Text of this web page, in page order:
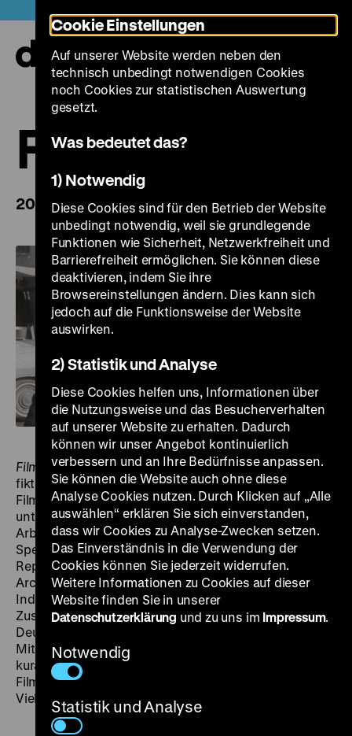
zum
Seiteninhalt
springen
2026
FilmDokumentpräsentiert wenig bekannte, nicht-
fiktionale Werke der deutschsprachigen
Filmgeschichte. Die Reihe berücksichtigt dabei ganz
unterschiedliche dokumentarische Formen,
Arbeitsweisen und Produktionszusammenhänge. Das
Spektrum reicht vom Reise- und Interviewfilm über die
Reportage und das Porträt bis zum Kompilations- und
Archivfilm. Privat- und Amateurfilme stehen neben
Industrie-, Image- und Hochschulfilmen. In enger
Zusammenarbeit mit dem Bundesarchiv und der
Deutschen Kinemathek werden die Programme von
Mitgliedern des Vereins CineGraph Babelsberg
kuratiert und eingeführt. Ziel ist es, das nicht-fiktionale
Filmschaffen in Deutschland in seiner ästhetischen
Vielfalt und zeithistorischen Bedeutung zu vermessen.
Cookie Einstellungen
Auf unserer Website werden neben den
technisch unbedingt notwendigen Cookies
noch Cookies zur statistischen Auswertung
gesetzt.
Was bedeutet das?
1) Notwendig
Diese Cookies sind für den Betrieb der Website
unbedingt notwendig, weil sie grundlegende
Funktionen wie Sicherheit, Netzwerkfreiheit und
Barrierefreiheit ermöglichen. Sie können diese
deaktivieren, indem Sie ihre
Browsereinstellungen ändern. Dies kann sich
jedoch auf die Funktionsweise der Website
auswirken.
2) Statistik und Analyse
Diese Cookies helfen uns, Informationen über
die Nutzungsweise und das Besucherverhalten
auf unserer Website zu erhalten. Dadurch
können wir unser Angebot kontinuierlich
verbessern und an Ihre Bedürfnisse anpassen.
Sie können die Website auch ohne diese
Analyse Cookies nutzen. Durch Klicken auf „Alle
auswählen“ erklären Sie sich einverstanden,
dass wir Cookies zu Analyse-Zwecken setzen.
Das Einverständnis in die Verwendung der
Cookies können Sie jederzeit widerrufen.
Weitere Informationen zu Cookies auf dieser
Website finden Sie in unserer
Datenschutzerklärung und zu uns im Impressum.
Notwendig
Statistik und Analyse